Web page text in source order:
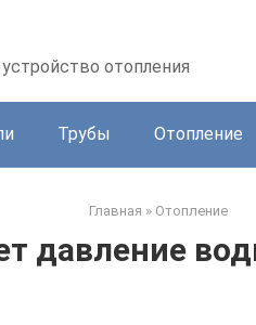
отопления
Трубы Отопление
Главная » Отопление
давление